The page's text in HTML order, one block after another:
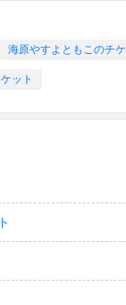
海原やすよともこのチケ
ット